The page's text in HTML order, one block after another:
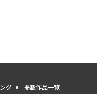
グ 掲載作品一覧